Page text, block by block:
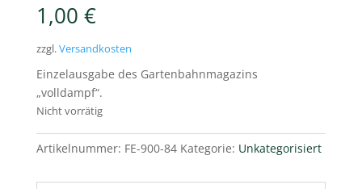
1,00 €
zzgl.Versandkosten
Einzelausgabe des Gartenbahnmagazins
„volldampf“.
Nicht vorrätig
Artikelnummer: FE-900-84 Kategorie: Unkategorisiert